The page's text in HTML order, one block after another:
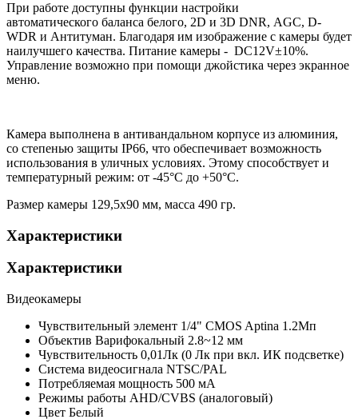
При работе доступны функции настройки
автоматического баланса белого, 2D и 3D DNR, AGC, D-
WDR и Антитуман. Благодаря им изображение с камеры будет
наилучшего качества. Питание камеры - DC12V±10%.
Управление возможно при помощи джойстика через экранное
меню.
Камера выполнена в антивандальном корпусе из алюминия,
со степенью защиты IP66, что обеспечивает возможность
использования в уличных условиях. Этому способствует и
температурный режим: от -45°С до +50°С.
Размер камеры 129,5х90 мм, масса 490 гр.
Характеристики
Характеристики
Видеокамеры
Чувствительный элемент 1/4" CMOS Aptina 1.2Мп
Объектив Варифокальный 2.8~12 мм
Чувствительность 0,01Лк (0 Лк при вкл. ИК подсветке)
Система видеосигнала NTSC/PAL
Потребляемая мощность 500 мА
Режимы работы AHD/CVBS (аналоговый)
Цвет Белый